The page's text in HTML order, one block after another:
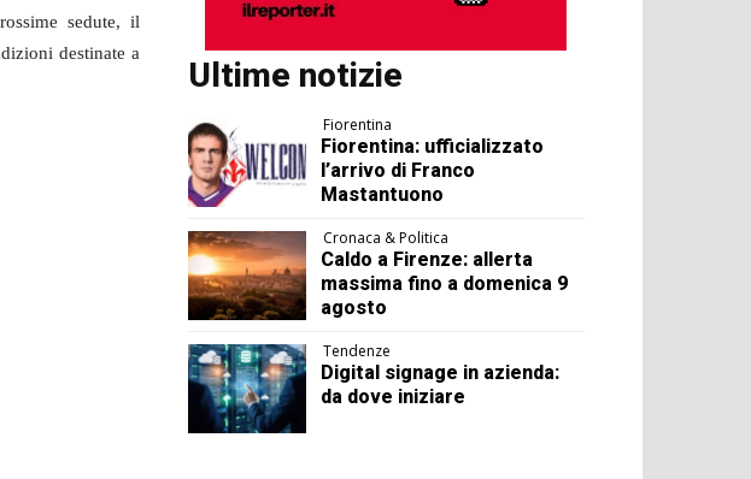
sedute, il
destinate a
Ultime notizie
Fiorentina
Fiorentina: ufficializzato
l’arrivo di Franco
Mastantuono
Cronaca & Politica
Caldo a Firenze: allerta
massima fino a domenica 9
agosto
Tendenze
Digital signage in azienda:
da dove iniziare